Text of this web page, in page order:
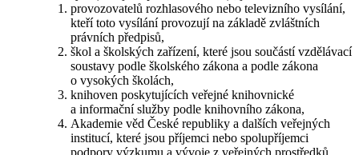
provozovatelů rozhlasového nebo televizního vysílání,
kteří toto vysílání provozují na základě zvláštních
právních předpisů,
škol a školských zařízení, které jsou součástí vzdělávací
soustavy podle školského zákona a podle zákona
o vysokých školách,
knihoven poskytujících veřejné knihovnické
a informační služby podle knihovního zákona,
Akademie věd České republiky a dalších veřejných
institucí, které jsou příjemci nebo spolupříjemci
podpory výzkumu a vývoje z veřejných prostředků